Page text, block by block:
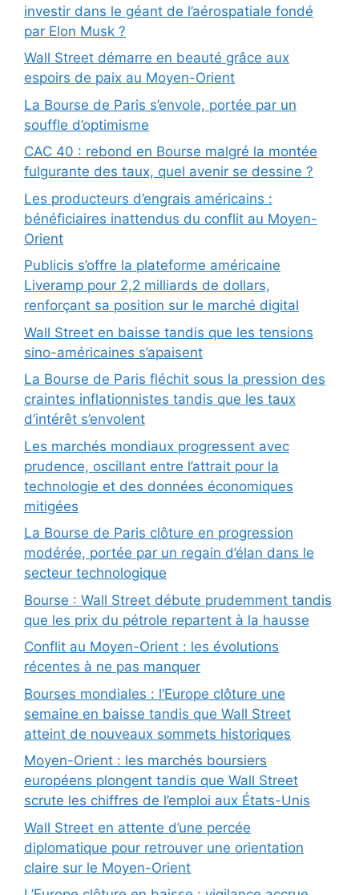
investir dans le géant de l’aérospatiale fondé
par Elon Musk ?
Wall Street démarre en beauté grâce aux
espoirs de paix au Moyen-Orient
La Bourse de Paris s’envole, portée par un
souffle d’optimisme
CAC 40 : rebond en Bourse malgré la montée
fulgurante des taux, quel avenir se dessine ?
Les producteurs d’engrais américains :
bénéficiaires inattendus du conflit au Moyen-
Orient
Publicis s’offre la plateforme américaine
Liveramp pour 2,2 milliards de dollars,
renforçant sa position sur le marché digital
Wall Street en baisse tandis que les tensions
sino-américaines s’apaisent
La Bourse de Paris fléchit sous la pression des
craintes inflationnistes tandis que les taux
d’intérêt s’envolent
Les marchés mondiaux progressent avec
prudence, oscillant entre l’attrait pour la
technologie et des données économiques
mitigées
La Bourse de Paris clôture en progression
modérée, portée par un regain d’élan dans le
secteur technologique
Bourse : Wall Street débute prudemment tandis
que les prix du pétrole repartent à la hausse
Conflit au Moyen-Orient : les évolutions
récentes à ne pas manquer
Bourses mondiales : l’Europe clôture une
semaine en baisse tandis que Wall Street
atteint de nouveaux sommets historiques
Moyen-Orient : les marchés boursiers
européens plongent tandis que Wall Street
scrute les chiffres de l’emploi aux États-Unis
Wall Street en attente d’une percée
diplomatique pour retrouver une orientation
claire sur le Moyen-Orient